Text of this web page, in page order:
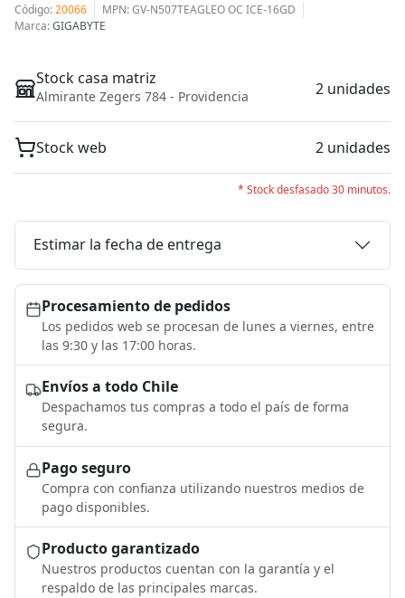
Código:20066 MPN: GV-N507TEAGLEO OC ICE-16GD
Marca:GIGABYTE
Stock casa matriz
Almirante Zegers 784 - Providencia 2 unidades
Stock web 2 unidades
* Stock desfasado 30 minutos.
Estimar la fecha de entrega
Procesamiento de pedidos
Los pedidos web se procesan de lunes a viernes, entre
las 9:30 y las 17:00 horas.
Envíos a todo Chile
Despachamos tus compras a todo el país de forma
segura.
Pago seguro
Compra con confianza utilizando nuestros medios de
pago disponibles.
Producto garantizado
Nuestros productos cuentan con la garantía y el
respaldo de las principales marcas.